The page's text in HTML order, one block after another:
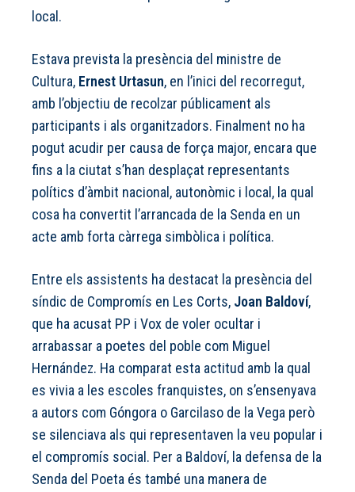
local.
Estava prevista la presència del ministre de
Cultura, Ernest Urtasun, en l’inici del recorregut,
amb l’objectiu de recolzar públicament als
participants i als organitzadors. Finalment no ha
pogut acudir per causa de força major, encara que
fins a la ciutat s’han desplaçat representants
polítics d’àmbit nacional, autonòmic i local, la qual
cosa ha convertit l’arrancada de la Senda en un
acte amb forta càrrega simbòlica i política.
Entre els assistents ha destacat la presència del
síndic de Compromís en Les Corts, Joan Baldoví,
que ha acusat PP i Vox de voler ocultar i
arrabassar a poetes del poble com Miguel
Hernández. Ha comparat esta actitud amb la qual
es vivia a les escoles franquistes, on s’ensenyava
a autors com Góngora o Garcilaso de la Vega però
se silenciava als qui representaven la veu popular i
el compromís social. Per a Baldoví, la defensa de la
Senda del Poeta és també una manera de